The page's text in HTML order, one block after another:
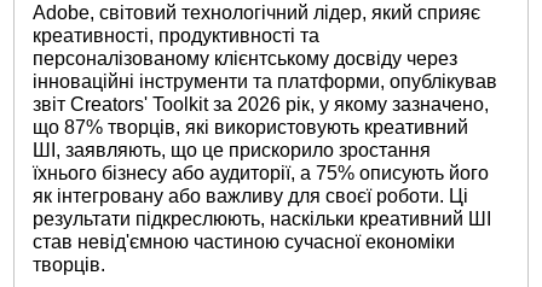
Adobe, світовий технологічний лідер, який сприяє
креативності, продуктивності та
персоналізованому клієнтському досвіду через
інноваційні інструменти та платформи, опублікував
звіт Creators' Toolkit за 2026 рік, у якому зазначено,
що 87% творців, які використовують креативний
ШІ, заявляють, що це прискорило зростання
їхнього бізнесу або аудиторії, а 75% описують його
як інтегровану або важливу для своєї роботи. Ці
результати підкреслюють, наскільки креативний ШІ
став невід'ємною частиною сучасної економіки
творців.